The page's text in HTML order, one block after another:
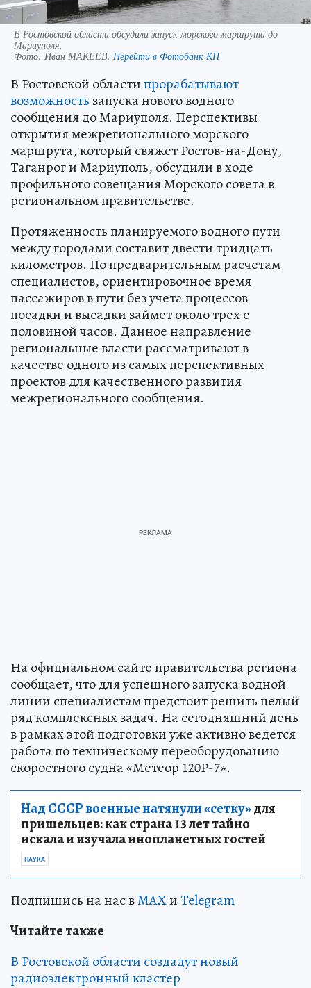
В Ростовской области обсудили запуск морского маршрута до
Мариуполя.
Фото: Иван МАКЕЕВ. Перейти в Фотобанк КП
В Ростовской областипрорабатывают
возможность запуска нового водного
сообщения до Мариуполя. Перспективы
открытия межрегионального морского
маршрута, который свяжет Ростов-на-Дону,
Таганрог и Мариуполь, обсудили в ходе
профильного совещания Морского совета в
региональном правительстве.
Протяженность планируемого водного пути
между городами составит двести тридцать
километров. По предварительным расчетам
специалистов, ориентировочное время
пассажиров в пути без учета процессов
посадки и высадки займет около трех с
половиной часов. Данное направление
региональные власти рассматривают в
качестве одного из самых перспективных
проектов для качественного развития
межрегионального сообщения.
На официальном сайте правительства региона
сообщает, что для успешного запуска водной
линии специалистам предстоит решить целый
ряд комплексных задач. На сегодняшний день
в рамках этой подготовки уже активно ведется
работа по техническому переоборудованию
скоростного судна «Метеор 120Р-7».
Над СССР военные натянули «сетку»для
пришельцев: как страна 13 лет тайно
искала и изучала инопланетных гостей
НАУКА
Подпишись на нас вMAXиTelegram
Читайте также
В Ростовской области создадут новый
радиоэлектронный кластер